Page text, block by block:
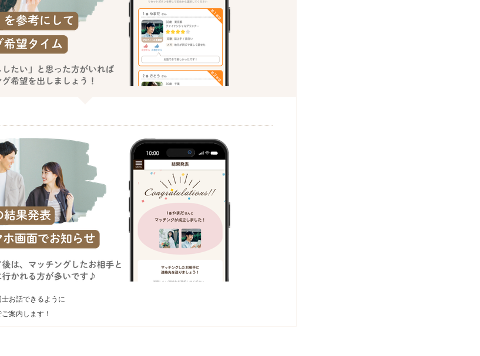
お話できるように
案内します！